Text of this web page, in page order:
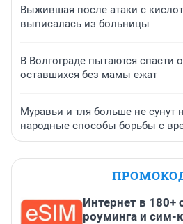
Выжившая после атаки с
выписалась из больницы
В Волгограде пытаются спасти
оставшихся без мамы ежат
Муравьи и тля больше не сунут
народные способы борьбы с
Интернет в 180+
роуминга и сим-